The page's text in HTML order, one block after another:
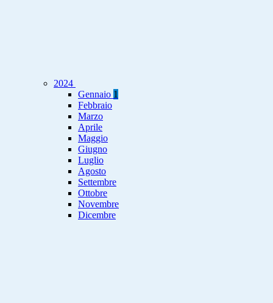
2024
Gennaio 1
Febbraio
Marzo
Aprile
Maggio
Giugno
Luglio
Agosto
Settembre
Ottobre
Novembre
Dicembre